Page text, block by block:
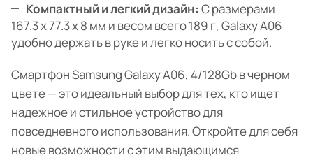
Компактный и легкий дизайн: С размерами
167.3 х 77.3 х 8 мм и весом всего 189 г, Galaxy A06
удобно держать в руке и легко носить с собой.
Смартфон Samsung Galaxy A06, 4/128Gb в черном
цвете — это идеальный выбор для тех, кто ищет
надежное и стильное устройство для
повседневного использования. Откройте для себя
новые возможности с этим выдающимся